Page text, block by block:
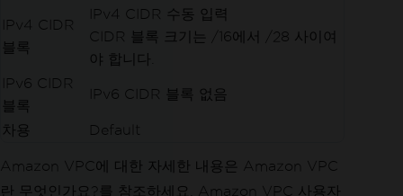
IPv4 CIDR
블록
IPv4 CIDR 수동 입력
CIDR 블록 크기는 /16에서 /28 사이여
야 합니다.
IPv6 CIDR
블록
IPv6 CIDR 블록 없음
차용 Default
Amazon VPC에 대한 자세한 내용은 Amazon VPC
란 무엇인가요?를 참조하세요. Amazon VPC 사용자